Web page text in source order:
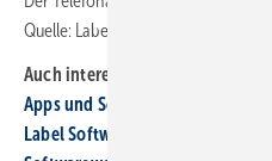
Quelle: Label Software / fl
Auch interessant:
Apps und Software für
Label Software integriert eigenen